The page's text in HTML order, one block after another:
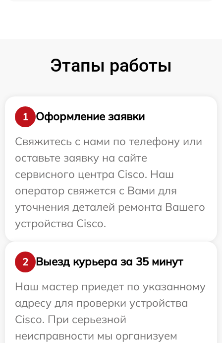
Этапы работы
1
Оформление заявки
Свяжитесь с нами по телефону или
оставьте заявку на сайте
сервисного центра Cisco. Наш
оператор свяжется с Вами для
уточнения деталей ремонта Вашего
устройства Cisco.
2
Выезд курьера за 35 минут
Наш мастер приедет по указанному
адресу для проверки устройства
Cisco. При серьезной
неисправности мы организуем